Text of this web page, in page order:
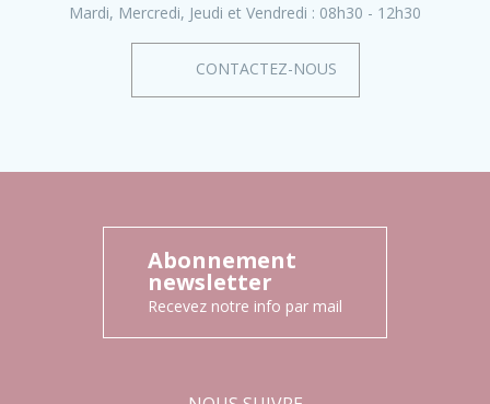
Mardi, Mercredi, Jeudi et Vendredi : 08h30 - 12h30
CONTACTEZ-NOUS
Abonnement
newsletter
Recevez notre info par mail